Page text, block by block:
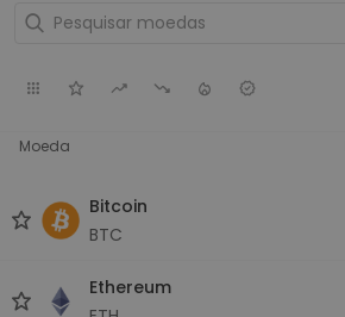
Moeda
Bitcoin
BTC
Ethereum